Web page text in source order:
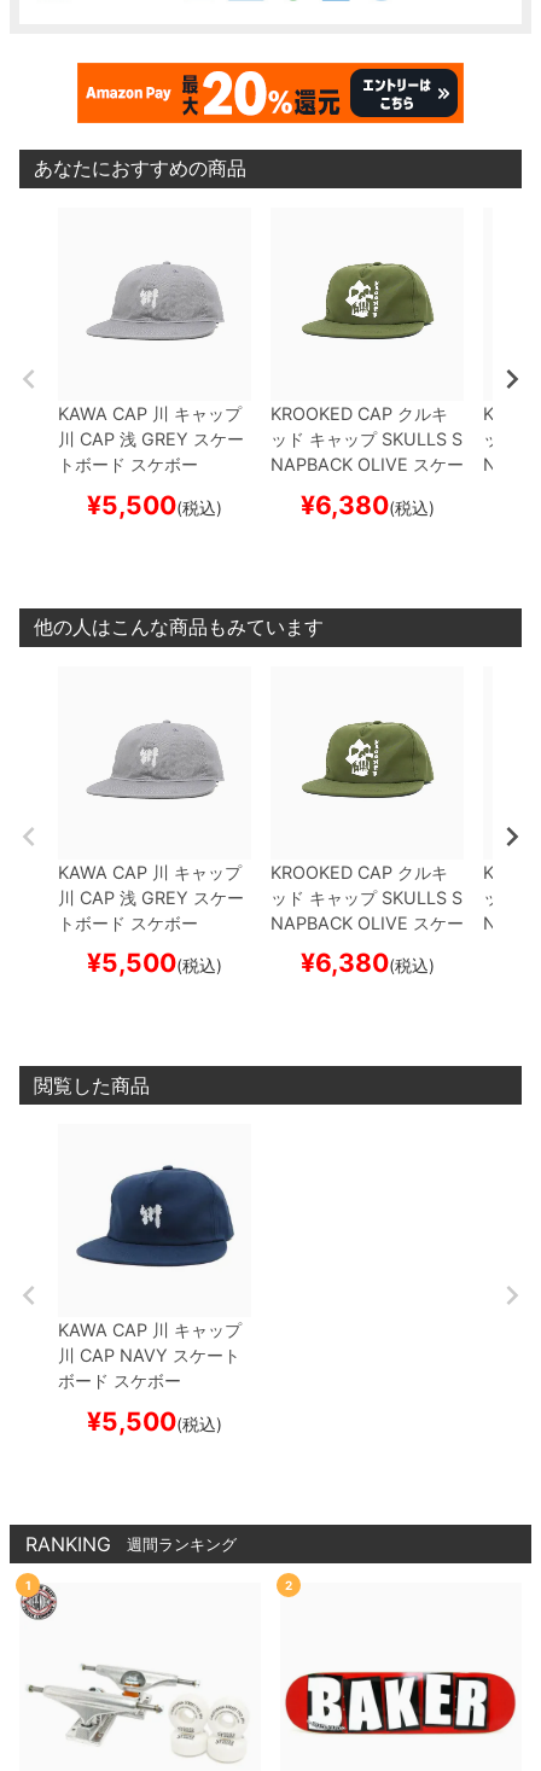
あなたにおすすめの商品
KAWA CAP 川 キャップ
川 CAP 浅 GREY スケー
トボード スケボー
¥5,500(税込)
KROOKED CAP クルキ
ッド キャップSKULLS S
NAPBACK OLIVE スケー
¥6,380(税込)
ッド
NTS
他の人はこんな商品もみています
KAWA CAP 川 キャップ
川 CAP 浅 GREY スケー
トボード スケボー
¥5,500(税込)
KROOKED CAP クルキ
ッド キャップSKULLS S
NAPBACK OLIVE スケー
トボード スケボー
¥6,380(税込)
ッド
NTS
閲覧した商品
KAWA CAP 川 キャップ
川 CAP NAVY スケート
ボード スケボー
¥5,500(税込)
RANKING 週間ランキング
1 2